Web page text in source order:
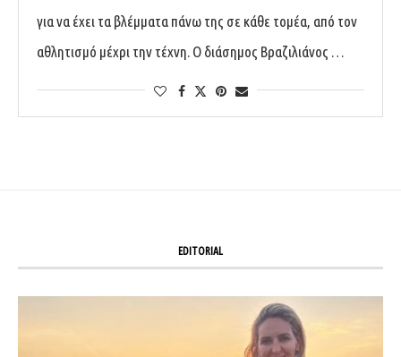
για να έχει τα βλέμματα πάνω της σε κάθε τομέα, από τον
αθλητισμό μέχρι την τέχνη. Ο διάσημος Βραζιλιάνος …
EDITORIAL